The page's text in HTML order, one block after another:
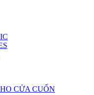
CỬA CUỐN